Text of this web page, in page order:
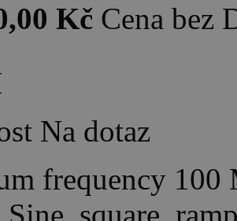
Kč Cena bez
Na dotaz
frequency
Sine, square,